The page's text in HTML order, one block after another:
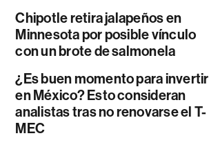
Chipotle retira jalapeños en
Minnesota por posible vínculo
con un brote de salmonela
¿Es buen momento para invertir
en México? Esto consideran
analistas tras no renovarse el T-
MEC